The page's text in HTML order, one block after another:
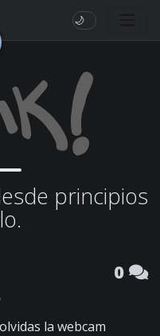
🌙
principios
0
la webcam